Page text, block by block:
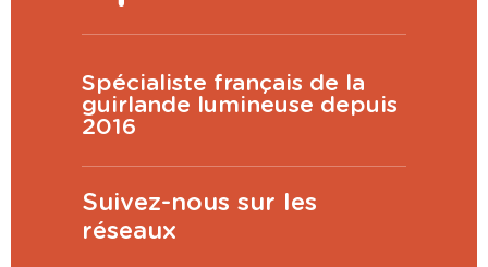
Spécialiste français de la
guirlande lumineuse depuis
2016
Suivez-nous sur les
réseaux